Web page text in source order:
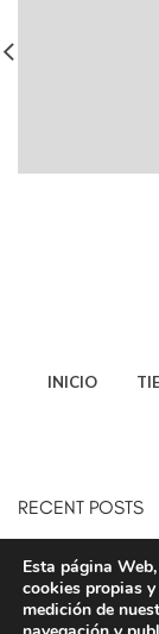
INICIO
RECENT POSTS
20
Esta página
cookies propias
medición de